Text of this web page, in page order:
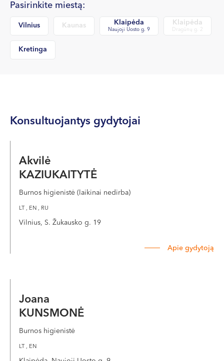
Pasirinkite miestą:
Vilnius Kaunas Klaipėda
Naujoji Uosto g. 9
Klaipėda
Dragūnų g. 2
Kretinga
Konsultuojantys gydytojai
Akvilė
KAZIUKAITYTĖ
Burnos higienistė (laikinai nedirba)
LT , EN , RU
Vilnius, S. Žukausko g. 19
Apie gydytoją
Joana
KUNSMONĖ
Burnos higienistė
LT , EN